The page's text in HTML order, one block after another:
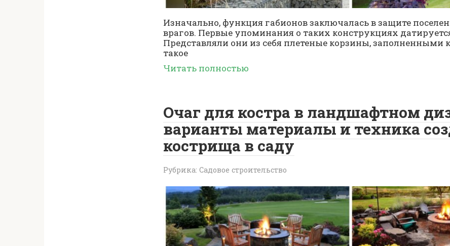
Изначально, функция габионов заключалась в защите
врагов. Первые упоминания о таких конструкциях
Представляли они из себя плетеные корзины, заполненными
такое
Читать полностью
Очаг для костра в ландшафтном
варианты материалы и техника
кострища в саду
Рубрика: Садовое строительство